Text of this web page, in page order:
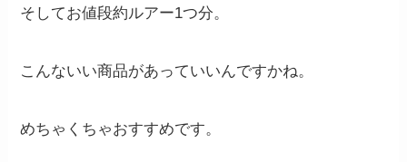
そしてお値段約ルアー1つ分。
こんないい商品があっていいんですかね。
めちゃくちゃおすすめです。